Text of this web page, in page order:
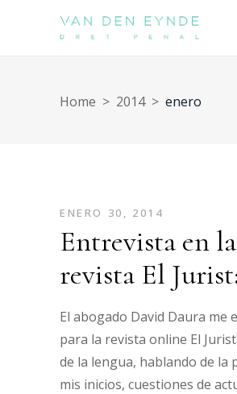
Home > 2014> enero
ENERO 30, 2014
Entrevista en la
revista El
El abogado David Daura me
para la revista online El
de la lengua, hablando de la
mis inicios, cuestiones de